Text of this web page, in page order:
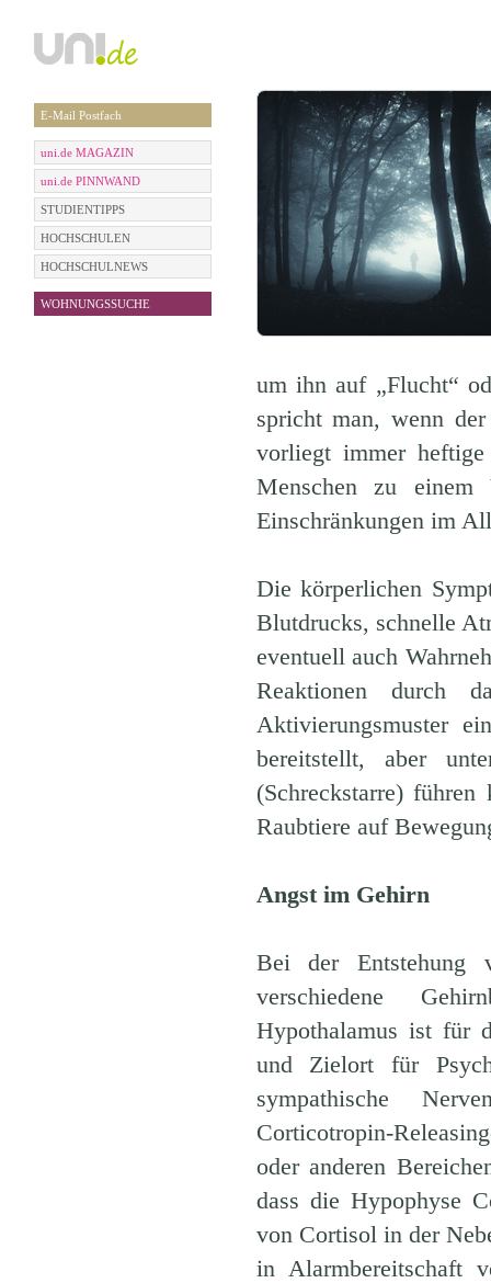
E-Mail Postfach
uni.de MAGAZIN
uni.de PINNWAND
STUDIENTIPPS
HOCHSCHULEN
HOCHSCHULNEWS
WOHNUNGSSUCHE
um ihn auf „Flucht“
spricht man, wenn
vorliegt immer
Menschen zu einem
Einschränkungen im
Die körperlichen
Blutdrucks, schnelle
eventuell auch
Reaktionen durch
Aktivierungsmuster
bereitstellt, aber
(Schreckstarre)
Raubtiere auf
Angst im Gehirn
Bei der Entstehung
verschiedene
Hypothalamus ist für
und Zielort für
sympathische
Corticotropin-
oder anderen
dass die Hypophyse
von Cortisol in der
in Alarmbereitschaft